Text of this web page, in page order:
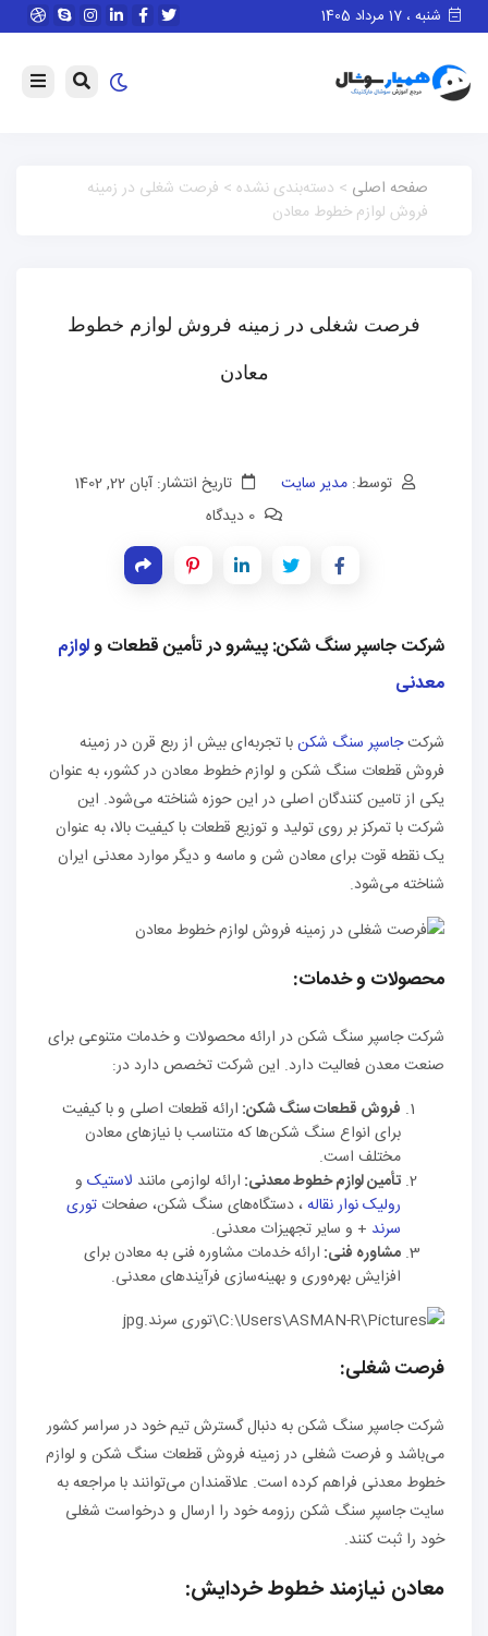
شنبه ، 17 مرداد 1405
صفحه اصلی > دسته‌بندی نشده > فرصت شغلی در زمینه
فروش لوازم خطوط معادن
فرصت شغلی در زمینه فروش لوازم خطوط
معادن
توسط:مدیر سایت
تاریخ انتشار: آبان 22, 1402
شرکت جاسپر سنگ شکن: پیشرو در تأمین قطعات ولوازم
معدنی
شرکتجاسپر سنگ شکنبا تجربه‌ای بیش از ربع قرن در زمینه
فروش قطعات سنگ شکن و لوازم خطوط معادن در کشور، به عنوان
یکی از تامین کنندگان اصلی در این حوزه شناخته می‌شود. این
شرکت با تمرکز بر روی تولید و توزیع قطعات با کیفیت بالا، به عنوان
یک نقطه قوت برای معادن شن و ماسه و دیگر موارد معدنی ایران
شناخته می‌شود.
محصولات و خدمات:
شرکت جاسپر سنگ شکن در ارائه محصولات و خدمات متنوعی برای
صنعت معدن فعالیت دارد. این شرکت تخصص دارد در:
فروش قطعات سنگ شکن: ارائه قطعات اصلی و با کیفیت
برای انواع سنگ شکن‌ها که متناسب با نیازهای معادن
مختلف است.
تأمین لوازم خطوط معدنی: ارائه لوازمی مانند لاستیک و
رولیک نوار نقاله، دستگاه‌های سنگ شکن، صفحات توری
سرند + و سایر تجهیزات معدنی.
مشاوره فنی: ارائه خدمات مشاوره فنی به معادن برای
افزایش بهره‌وری و بهینه‌سازی فرآیندهای معدنی.
فرصت شغلی:
شرکت جاسپر سنگ شکن به دنبال گسترش تیم خود در سراسر کشور
می‌باشد و فرصت شغلی در زمینه فروش قطعات سنگ شکن و لوازم
خطوط معدنی فراهم کرده است. علاقمندان می‌توانند با مراجعه به
سایت جاسپر سنگ شکن رزومه خود را ارسال و درخواست شغلی
خود را ثبت کنند.
معادن نیازمند خطوط خردایش: